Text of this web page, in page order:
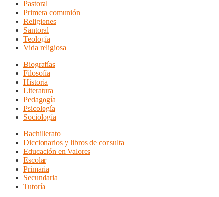
Pastoral
Primera comunión
Religiones
Santoral
Teología
Vida religiosa
Biografías
Filosofía
Historia
Literatura
Pedagogía
Psicología
Sociología
Bachillerato
Diccionarios y libros de consulta
Educación en Valores
Escolar
Primaria
Secundaria
Tutoría